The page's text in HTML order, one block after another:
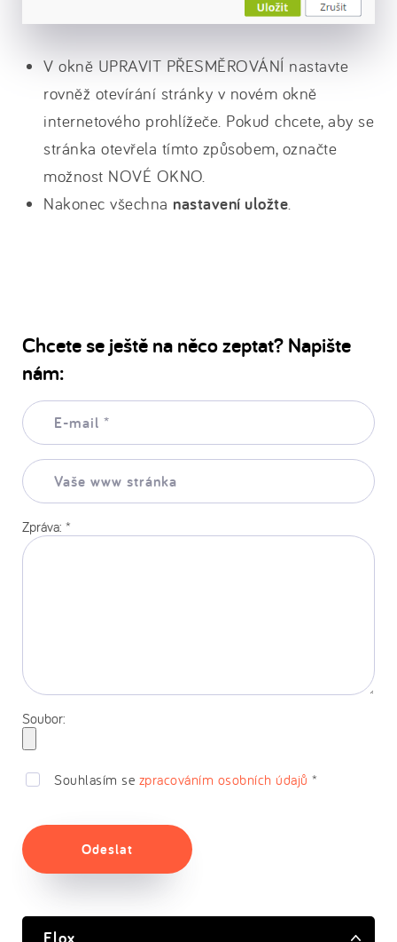
V okně UPRAVIT PŘESMĚROVÁNÍ nastavte
rovněž otevírání stránky v novém okně
internetového prohlížeče. Pokud chcete, aby se
stránka otevřela tímto způsobem, označte
možnost NOVÉ OKNO.
Nakonec všechna nastavení uložte
Chcete se ještě na něco zeptat? Napište
nám:
E-
mail:
Vaše
www
stránka:
Zpráva: *
Soubor:
Souhlasím se zpracováním osobních údajů *
Odeslat